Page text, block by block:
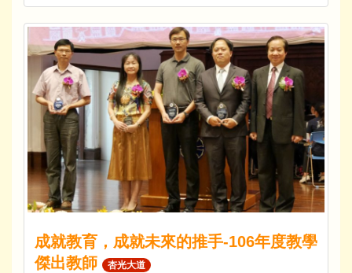
成就教育，成就未來的推手-106年度教學
傑出教師
杏光大道